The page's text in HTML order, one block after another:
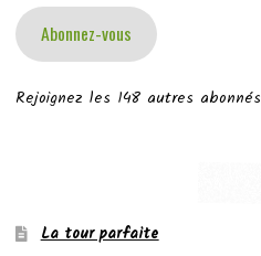
Abonnez-vous
Rejoignez les 148 autres abonnés
La tour parfaite